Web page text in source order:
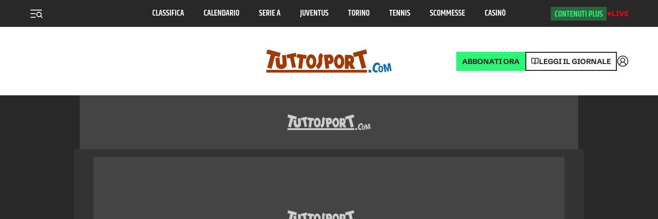
CLASSIFICA CALENDARIO SERIE A JUVENTUS TORINO TENNIS SCOMMESSE CASINÒ CONTENUTI PLUS LIVE
ABBONATI ORA LEGGI IL GIORNALE Accedi